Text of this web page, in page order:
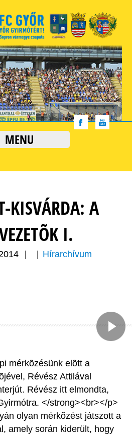
MENU
KISVÁRDA: A
I.
Hírarchívum
mérkõzésünk elõtt a
Révész Attilával
Révész itt elmondta,
</strong><br></p>
olyan mérkõzést játszott a
amely során kiderült, hogy